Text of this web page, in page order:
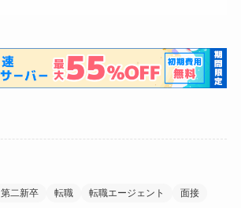
第二新卒 転職 転職エージェント 面接